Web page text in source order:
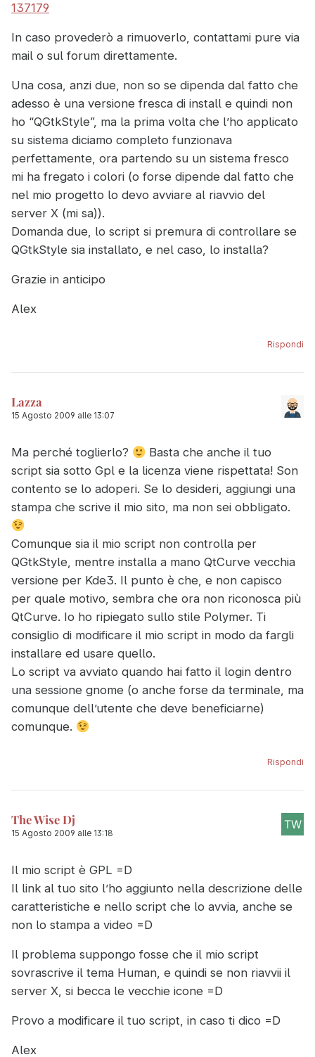
137179
In caso provederò a rimuoverlo, contattami pure via
mail o sul forum direttamente.
Una cosa, anzi due, non so se dipenda dal fatto che
adesso è una versione fresca di install e quindi non
ho “QGtkStyle”, ma la prima volta che l’ho applicato
su sistema diciamo completo funzionava
perfettamente, ora partendo su un sistema fresco
mi ha fregato i colori (o forse dipende dal fatto che
nel mio progetto lo devo avviare al riavvio del
server X (mi sa)).
Domanda due, lo script si premura di controllare se
QGtkStyle sia installato, e nel caso, lo installa?
Grazie in anticipo
Alex
Rispondi
Lazza
15 Agosto 2009 alle 13:07
Ma perché toglierlo?
Basta che anche il tuo
script sia sotto Gpl e la licenza viene rispettata! Son
contento se lo adoperi. Se lo desideri, aggiungi una
stampa che scrive il mio sito, ma non sei obbligato.
Comunque sia il mio script non controlla per
QGtkStyle, mentre installa a mano QtCurve vecchia
versione per Kde3. Il punto è che, e non capisco
per quale motivo, sembra che ora non riconosca più
QtCurve. Io ho ripiegato sullo stile Polymer. Ti
consiglio di modificare il mio script in modo da fargli
installare ed usare quello.
Lo script va avviato quando hai fatto il login dentro
una sessione gnome (o anche forse da terminale, ma
comunque dell’utente che deve beneficiarne)
comunque.
Rispondi
The Wise Dj
15 Agosto 2009 alle 13:18
Il mio script è GPL =D
Il link al tuo sito l’ho aggiunto nella descrizione delle
caratteristiche e nello script che lo avvia, anche se
non lo stampa a video =D
Il problema suppongo fosse che il mio script
sovrascrive il tema Human, e quindi se non riavvii il
server X, si becca le vecchie icone =D
Provo a modificare il tuo script, in caso ti dico =D
Alex